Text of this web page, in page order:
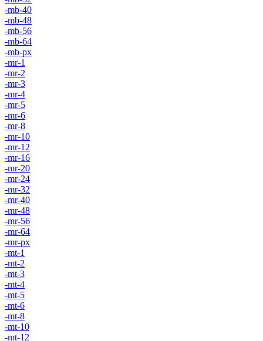
-mb-40
-mb-48
-mb-56
-mb-64
-mb-px
-mr-1
-mr-2
-mr-3
-mr-4
-mr-5
-mr-6
-mr-8
-mr-10
-mr-12
-mr-16
-mr-20
-mr-24
-mr-32
-mr-40
-mr-48
-mr-56
-mr-64
-mr-px
-mt-1
-mt-2
-mt-3
-mt-4
-mt-5
-mt-6
-mt-8
-mt-10
-mt-12